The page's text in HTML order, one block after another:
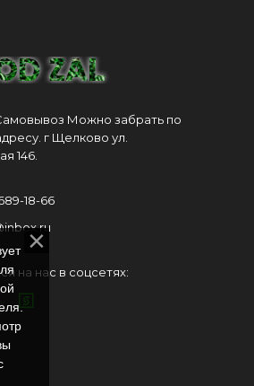
Можно забрать по
г Щелково ул.
146.
18-66
на нас в соцсетях: